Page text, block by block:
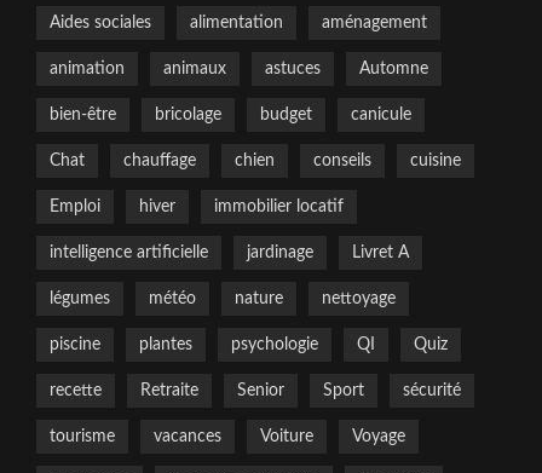
Aides sociales alimentation aménagement
animation animaux astuces Automne
bien-être bricolage budget canicule
Chat chauffage chien conseils cuisine
Emploi hiver immobilier locatif
intelligence artificielle jardinage Livret A
légumes météo nature nettoyage
piscine plantes psychologie QI Quiz
recette Retraite Senior Sport sécurité
tourisme vacances Voiture Voyage